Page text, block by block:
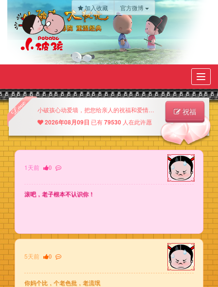
加入收藏 官方微博
小破孩心动爱墙，把您给亲人的祝福和爱情的许愿尽情的写在上面吧！
2026年08月09日 已有79530 人在此许愿
祝福
释放刷新
1天前 0
滚吧，老子根本不认识你！
5天前 0
你妈个比，个老色批，老流氓